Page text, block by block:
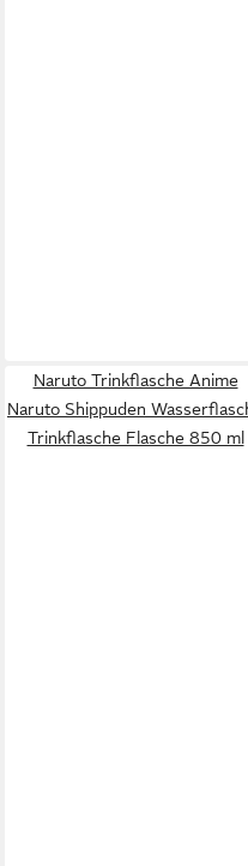
Naruto Trinkflasche Anime
Naruto Shippuden
Trinkflasche Flasche 850 ml